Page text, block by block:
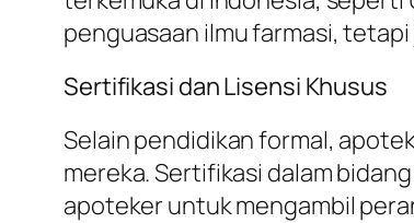
penguasaan ilmu farmasi,
Sertifikasi dan Lisensi Khusus
Selain pendidikan formal,
mereka. Sertifikasi dalam
apoteker untuk mengambil